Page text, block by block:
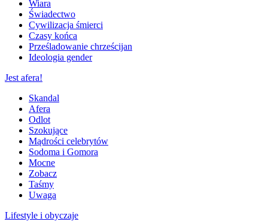
Wiara
Świadectwo
Cywilizacja śmierci
Czasy końca
Prześladowanie chrześcijan
Ideologia gender
Jest afera!
Skandal
Afera
Odlot
Szokujące
Mądrości celebrytów
Sodoma i Gomora
Mocne
Zobacz
Taśmy
Uwaga
Lifestyle i obyczaje